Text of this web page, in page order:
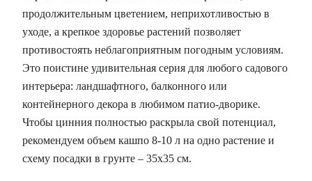
продолжительным цветением, неприхотливостью в
уходе, а крепкое здоровье растений позволяет
противостоять неблагоприятным погодным условиям.
Это поистине удивительная серия для любого садового
интерьера: ландшафтного, балконного или
контейнерного декора в любимом патио-дворике.
Чтобы цинния полностью раскрыла свой потенциал,
рекомендуем объем кашпо 8-10 л на одно растение и
схему посадки в грунте – 35х35 см.